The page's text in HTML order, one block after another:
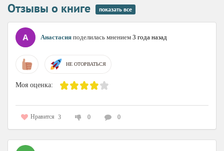
Отзывы о книге показать все
Анастасия поделилась мнением 3 года назад
НЕ ОТОРВАТЬСЯ
Моя оценка:
Нравится 3 0 0